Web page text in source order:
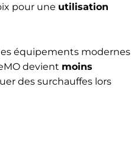
pour une utilisation
équipements modernes
devient moins
des surchauffes lors